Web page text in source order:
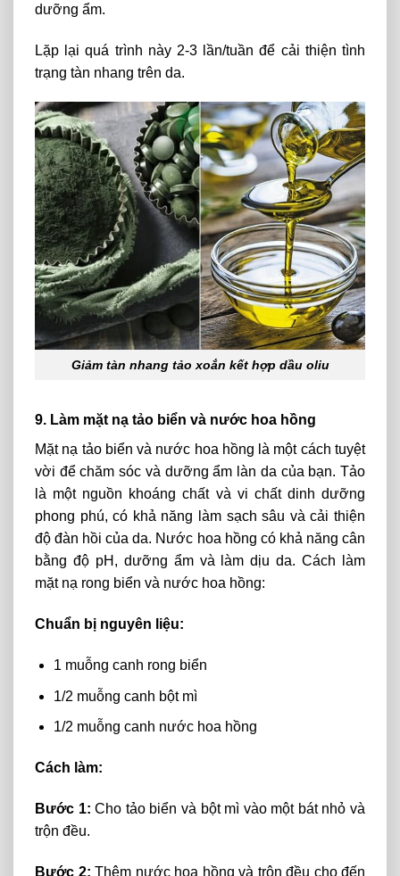
dưỡng ẩm.
Lặp lại quá trình này 2-3 lần/tuần để cải thiện tình
trạng tàn nhang trên da.
Giảm tàn nhang tảo xoắn kết hợp dầu oliu
9. Làm mặt nạ tảo biển và nước hoa hồng
Mặt nạ tảo biển và nước hoa hồng là một cách tuyệt
vời để chăm sóc và dưỡng ẩm làn da của bạn. Tảo
là một nguồn khoáng chất và vi chất dinh dưỡng
phong phú, có khả năng làm sạch sâu và cải thiện
độ đàn hồi của da. Nước hoa hồng có khả năng cân
bằng độ pH, dưỡng ẩm và làm dịu da. Cách làm
mặt nạ rong biển và nước hoa hồng:
Chuẩn bị nguyên liệu:
1 muỗng canh rong biển
1/2 muỗng canh bột mì
1/2 muỗng canh nước hoa hồng
Cách làm:
Bước 1: Cho tảo biển và bột mì vào một bát nhỏ và
trộn đều.
Bước 2: Thêm nước hoa hồng và trộn đều cho đến